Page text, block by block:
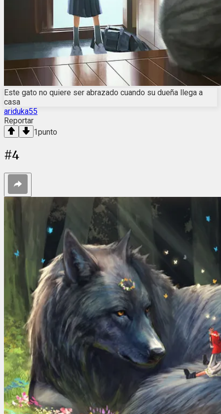
Este gato no quiere ser abrazado cuando su dueña llega a
casa
ariduka55
Reportar
1punto
#4